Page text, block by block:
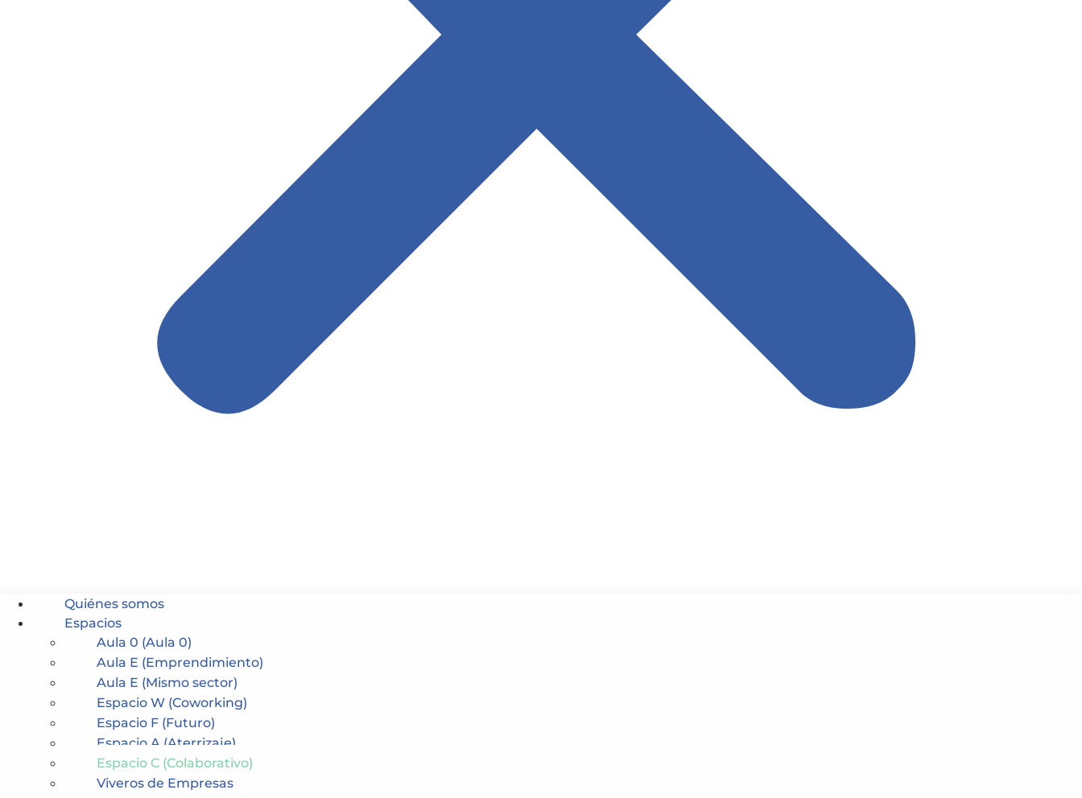
Quiénes somos
Espacios
Aula 0 (Aula 0)
Aula E (Emprendimiento)
Aula E (Mismo sector)
Espacio W (Coworking)
Espacio F (Futuro)
Espacio A (Aterrizaje)
Espacio C (Colaborativo)
Viveros de Empresas